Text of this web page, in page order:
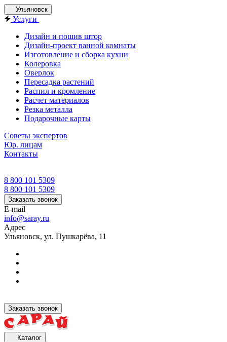
Ульяновск
Услуги
Дизайн и пошив штор
Дизайн-проект ванной комнаты
Изготовление и сборка кухни
Колеровка
Оверлок
Пересадка растений
Распил и кромление
Расчет материалов
Резка металла
Подарочные карты
Советы экспертов
Юр. лицам
Контакты
8 800 101 5309
8 800 101 5309
Заказать звонок
E-mail
info@saray.ru
Адрес
Ульяновск, ул. Пушкарёва, 11
Заказать звонок
Каталог